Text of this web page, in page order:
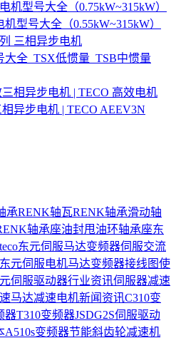
机型号大全（0.75kW~315kW）
型号大全（0.55kW~315kW）
三相异步电机
全_TSX低惯量_TSB中惯量
相异步电机 | TECO 高效电机
异步电机 | TECO AEEV3N
承RENK轴瓦RENK轴承滑动轴
轴承座油封甩油环轴承座东
teco东元伺服马达变频器伺服交流
东元伺服电机马达变频器接线图使
伺服驱动器行业资讯伺服器减速
马达减速电机新闻资讯C310变
器T310变频器JSDG2S伺服驱动
A510s变频器节能斜齿轮减速机